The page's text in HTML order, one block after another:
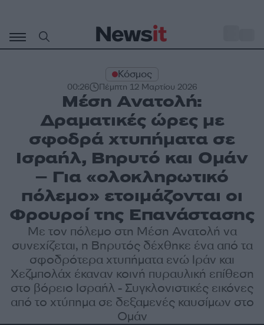
περιεχόμενο
Κόσμος
00:26 Πέμπτη 12 Μαρτίου 2026
Μέση Ανατολή:
Δραματικές ώρες με
σφοδρά χτυπήματα σε
Ισραήλ, Βηρυτό και Ομάν
– Για «ολοκληρωτικό
πόλεμο» ετοιμάζονται οι
Φρουροί της Επανάστασης
Με τον πόλεμο στη Μέση Ανατολή να
συνεχίζεται, η Βηρυτός δέχθηκε ένα από τα
σφοδρότερα χτυπήματα ενώ Ιράν και
Χεζμπολάχ έκαναν κοινή πυραυλική επίθεση
στο βόρειο Ισραήλ - Συγκλονιστικές εικόνες
από το χτύπημα σε δεξαμενές καυσίμων στο
Ομάν